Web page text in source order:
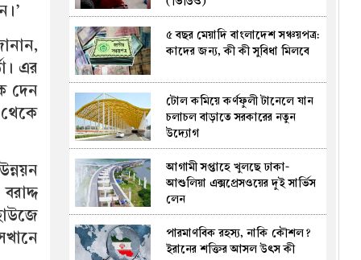
এর
দেন
অভিযোগ তাসনিম জারার
কুয়েতে স্থায়ী বসবাসের নিয়মে
কড়াকড়ি, বাতিল শত শত আবেদন
প্রাইভেট পড়ালে শিক্ষকের এমপিও
বন্ধ, স্কুলেও মিলবে না উন্নয়ন বরাদ্দ:
প্রতিমন্ত্রী
ঠাকুরগাঁওয়ে মোটরসাইকেল
দুর্ঘটনায় ২ জন নিহত
কক্সবাজারে রাতের আঁধারে সমুদ্রের
বালু চুরি, অভিযানে প্রশাসন
৫ বছর মেয়াদি বাংলাদেশ সঞ্চয়পত্র:
কাদের জন্য, কী কী সুবিধা মিলবে
টোল কমিয়ে কর্ণফুলী টানেলে যান
চলাচল বাড়াতে সরকারের নতুন
উদ্যোগ
আগামী সপ্তাহে খুলছে ঢাকা-
আশুলিয়া এক্সপ্রেসওয়ের দুই সার্ভিস
লেন
পারমাণবিক রহস্য, নাকি কৌশল?
ইরানের শক্তির আসল উৎস কী